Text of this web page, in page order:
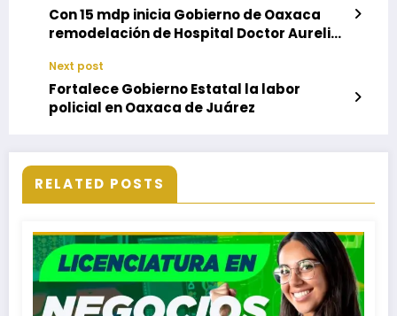
Con 15 mdp inicia Gobierno de Oaxaca
remodelación de Hospital Doctor Aurelio
Next post
Fortalece Gobierno Estatal la labor
policial en Oaxaca de Juárez
RELATED POSTS